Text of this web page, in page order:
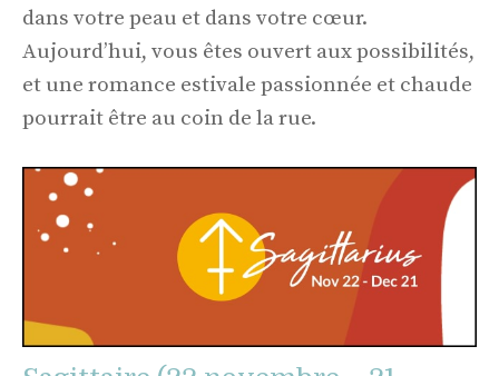
dans votre peau et dans votre cœur.
Aujourd’hui, vous êtes ouvert aux possibilités,
et une romance estivale passionnée et chaude
pourrait être au coin de la rue.